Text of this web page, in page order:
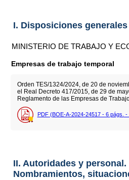
I. Disposiciones generales
MINISTERIO DE TRABAJO Y
Empresas de trabajo temporal
Orden TES/1324/2024, de 20 de
el Real Decreto 417/2015, de 29 de
Reglamento de las Empresas de
PDF (BOE-A-2024-24517 - 6 págs. -
II. Autoridades y personal.
Nombramientos,